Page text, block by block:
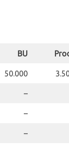
BU
50.000
–
–
–